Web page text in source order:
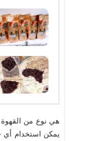
هي نوع من القهوة
يمكن استخدام أي